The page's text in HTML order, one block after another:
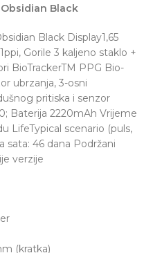
Black
Black Display1,65
Gorile 3 kaljeno staklo +
BioTrackerTM PPG Bio-
ubrzanja, 3-osni
pritiska i senzor
Baterija 2220mAh Vrijeme
LifeTypical scenario (puls,
sata: 46 dana Podržani
verzije
(kratka)